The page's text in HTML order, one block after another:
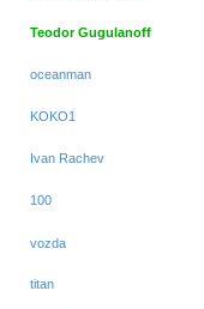
Teodor Gugulanoff
oceanman
KOKO1
Ivan Rachev
100
vozda
titan